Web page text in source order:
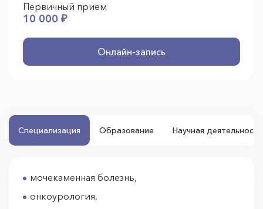
Первичный прием
10 000 ₽
Онлайн-запись
Специализация Образование Научная деятельность
мочекаменная болезнь,
онкоурология,